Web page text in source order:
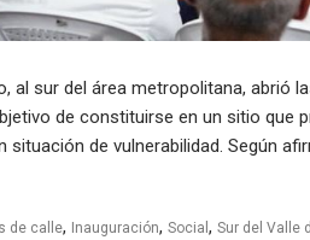
al sur del área metropolitana, abrió
de constituirse en un sitio que
de vulnerabilidad. Según
de calle, Inauguración, Social , Sur del Valle